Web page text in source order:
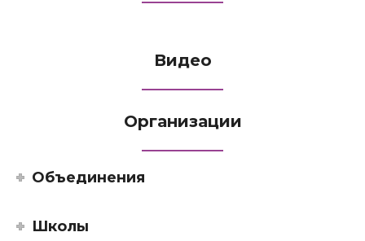
Видео
Организации
Объединения
Школы